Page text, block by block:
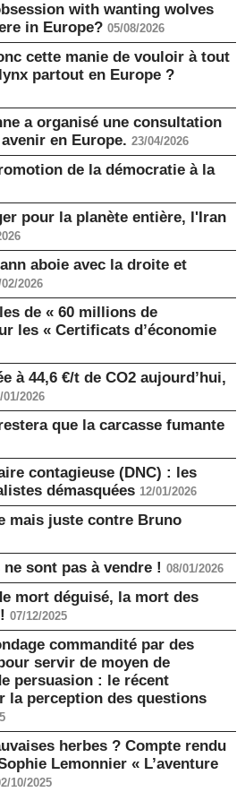
with wanting wolves
in Europe? 05/08/2026
cette manie de vouloir à tout
partout en Europe ?
a organisé une consultation
en Europe. 23/04/2026
de la démocratie à la
pour la planète entière, l'Iran
aboie avec la droite et
02/2026
de « 60 millions de
les « Certificats d’économie
à 44,6 €/t de CO2 aujourd’hui,
01/2026
que la carcasse fumante
contagieuse (DNC) : les
démasquées 12/01/2026
mais juste contre Bruno
sont pas à vendre ! 08/01/2026
mort déguisé, la mort des
07/12/2025
commandité par des
servir de moyen de
persuasion : le récent
la perception des questions
herbes ? Compte rendu
Lemonnier « L’aventure
10/2025